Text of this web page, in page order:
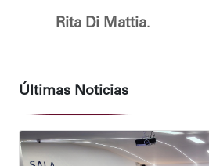
Rita Di Mattia.
Últimas Noticias